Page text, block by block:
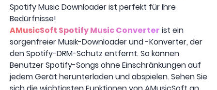
Spotify Music Downloader ist perfekt für Ihre
Bedürfnisse!
AMusicSoft Spotify Music Converter ist ein
sorgenfreier Musik-Downloader und -Konverter, der
den Spotify-DRM-Schutz entfernt. So können
Benutzer Spotify-Songs ohne Einschränkungen auf
jedem Gerät herunterladen und abspielen. Sehen Sie